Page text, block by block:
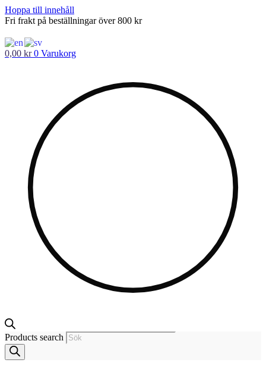
Hoppa till innehåll
Fri frakt på beställningar över 800 kr
0,00 kr 0 Varukorg
Products search